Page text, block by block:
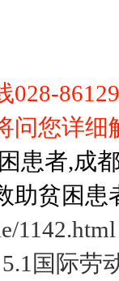
028-
问您详细
患者,成
助贫困患
1142.html
国际劳